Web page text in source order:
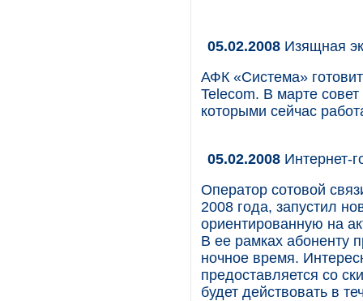
05.02.2008 Изящная
АФК «Система»
Telecom. В марте
которыми сейчас
05.02.2008 Интернет-
Оператор сотовой
2008 года, запустил
ориентированную на
В ее рамках абоненту
ночное время.
предоставляется со
будет действовать в